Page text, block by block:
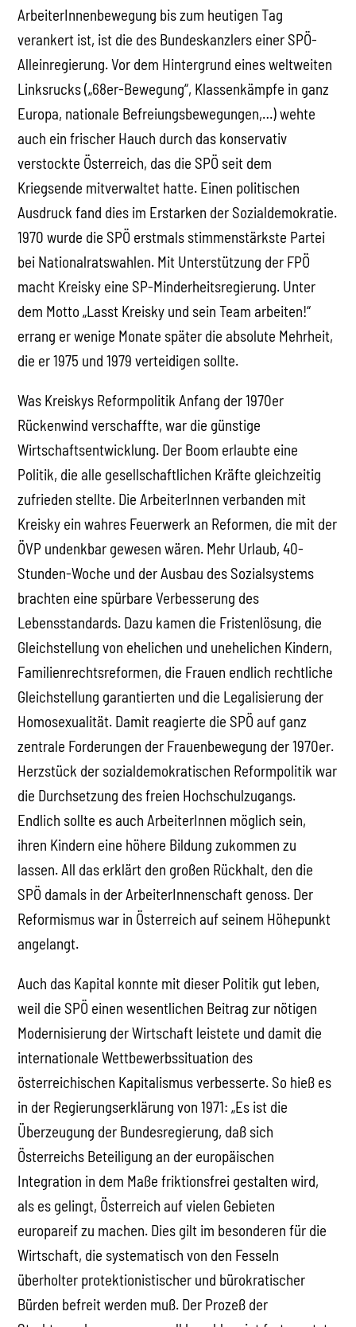
ArbeiterInnenbewegung bis zum heutigen Tag
verankert ist, ist die des Bundeskanzlers einer SPÖ-
Alleinregierung. Vor dem Hintergrund eines weltweiten
Linksrucks („68er-Bewegung“, Klassenkämpfe in ganz
Europa, nationale Befreiungsbewegungen,…) wehte
auch ein frischer Hauch durch das konservativ
verstockte Österreich, das die SPÖ seit dem
Kriegsende mitverwaltet hatte. Einen politischen
Ausdruck fand dies im Erstarken der Sozialdemokratie.
1970 wurde die SPÖ erstmals stimmenstärkste Partei
bei Nationalratswahlen. Mit Unterstützung der FPÖ
macht Kreisky eine SP-Minderheitsregierung. Unter
dem Motto „Lasst Kreisky und sein Team arbeiten!“
errang er wenige Monate später die absolute Mehrheit,
die er 1975 und 1979 verteidigen sollte.
Was Kreiskys Reformpolitik Anfang der 1970er
Rückenwind verschaffte, war die günstige
Wirtschaftsentwicklung. Der Boom erlaubte eine
Politik, die alle gesellschaftlichen Kräfte gleichzeitig
zufrieden stellte. Die ArbeiterInnen verbanden mit
Kreisky ein wahres Feuerwerk an Reformen, die mit der
ÖVP undenkbar gewesen wären. Mehr Urlaub, 40-
Stunden-Woche und der Ausbau des Sozialsystems
brachten eine spürbare Verbesserung des
Lebensstandards. Dazu kamen die Fristenlösung, die
Gleichstellung von ehelichen und unehelichen Kindern,
Familienrechtsreformen, die Frauen endlich rechtliche
Gleichstellung garantierten und die Legalisierung der
Homosexualität. Damit reagierte die SPÖ auf ganz
zentrale Forderungen der Frauenbewegung der 1970er.
Herzstück der sozialdemokratischen Reformpolitik war
die Durchsetzung des freien Hochschulzugangs.
Endlich sollte es auch ArbeiterInnen möglich sein,
ihren Kindern eine höhere Bildung zukommen zu
lassen. All das erklärt den großen Rückhalt, den die
SPÖ damals in der ArbeiterInnenschaft genoss. Der
Reformismus war in Österreich auf seinem Höhepunkt
angelangt.
Auch das Kapital konnte mit dieser Politik gut leben,
weil die SPÖ einen wesentlichen Beitrag zur nötigen
Modernisierung der Wirtschaft leistete und damit die
internationale Wettbewerbssituation des
österreichischen Kapitalismus verbesserte. So hieß es
in der Regierungserklärung von 1971: „Es ist die
Überzeugung der Bundesregierung, daß sich
Österreichs Beteiligung an der europäischen
Integration in dem Maße friktionsfrei gestalten wird,
als es gelingt, Österreich auf vielen Gebieten
europareif zu machen. Dies gilt im besonderen für die
Wirtschaft, die systematisch von den Fesseln
überholter protektionistischer und bürokratischer
Bürden befreit werden muß. Der Prozeß der